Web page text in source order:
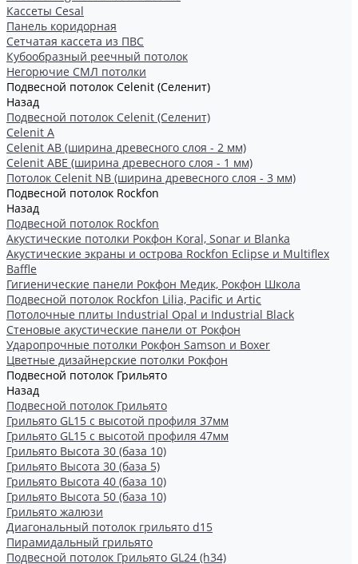
Кассеты Cesal
Панель коридорная
Сетчатая кассета из ПВС
Кубообразный реечный потолок
Негорючие СМЛ потолки
Подвесной потолок Celenit (Селенит)
Назад
Подвесной потолок Celenit (Селенит)
Celenit A
Celenit AB (ширина древесного слоя - 2 мм)
Celenit ABE (ширина древесного слоя - 1 мм)
Потолок Celenit NB (ширина древесного слоя - 3 мм)
Подвесной потолок Rockfon
Назад
Подвесной потолок Rockfon
Акустические потолки Рокфон Koral, Sonar и Blanka
Акустические экраны и острова Rockfon Eclipse и Multiflex
Baffle
Гигиенические панели Рокфон Медик, Рокфон Школа
Подвесной потолок Rockfon Lilia, Pacific и Artic
Потолочные плиты Industrial Opal и Industrial Black
Стеновые акустические панели от Рокфон
Ударопрочные потолки Рокфон Samson и Boxer
Цветные дизайнерские потолки Рокфон
Подвесной потолок Грильято
Назад
Подвесной потолок Грильято
Грильято GL15 с высотой профиля 37мм
Грильято GL15 с высотой профиля 47мм
Грильято Высота 30 (база 10)
Грильято Высота 30 (база 5)
Грильято Высота 40 (база 10)
Грильято Высота 50 (база 10)
Грильято жалюзи
Диагональный потолок грильято d15
Пирамидальный грильято
Подвесной потолок Грильято GL24 (h34)